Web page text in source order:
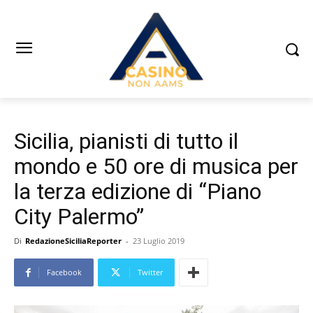
Sicilia, pianisti di tutto il
mondo e 50 ore di musica per
la terza edizione di “Piano
City Palermo”
Di RedazioneSiciliaReporter - 23 Luglio 2019
Facebook Twitter